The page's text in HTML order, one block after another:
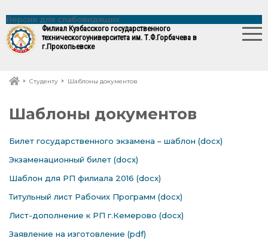
Версия для слабовидящих
Филиал Кузбасского государственного
техническогоуниверситета им. Т.Ф.Горбачева в
г.Прокопьевске
Студенту Шаблоны документов
Шаблоны документов
Билет государственного экзамена – шаблон (docx)
Экзаменационный билет (docx)
Шаблон для РП филиала 2016 (docx)
Титульный лист Рабочих Программ (docx)
Лист-дополнение к РП г.Кемерово (docx)
Заявление на изготовление (pdf)